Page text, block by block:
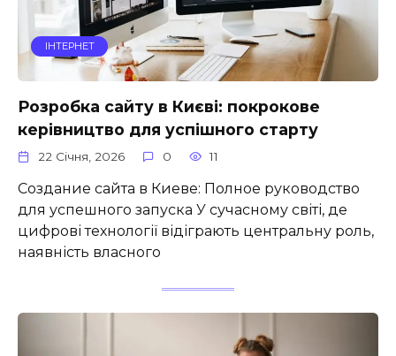
ІНТЕРНЕТ
Розробка сайту в Києві: покрокове
керівництво для успішного старту
22 Січня, 2026 0 11
Создание сайта в Киеве: Полное руководство
для успешного запуска У сучасному світі, де
цифрові технології відіграють центральну роль,
наявність власного